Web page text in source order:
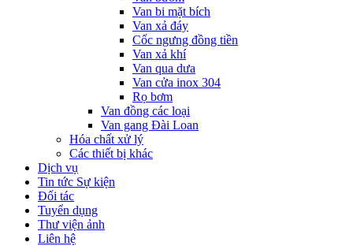
Van bi mặt bích
Van xả đáy
Cốc ngưng đồng tiền
Van xả khí
Van qua dưa
Van cửa inox 304
Rọ bơm
Van đồng các loại
Van gang Đài Loan
Hóa chất xử lý
Các thiết bị khác
Dịch vụ
Tin tức Sự kiện
Đối tác
Tuyển dụng
Thư viện ảnh
Liên hệ